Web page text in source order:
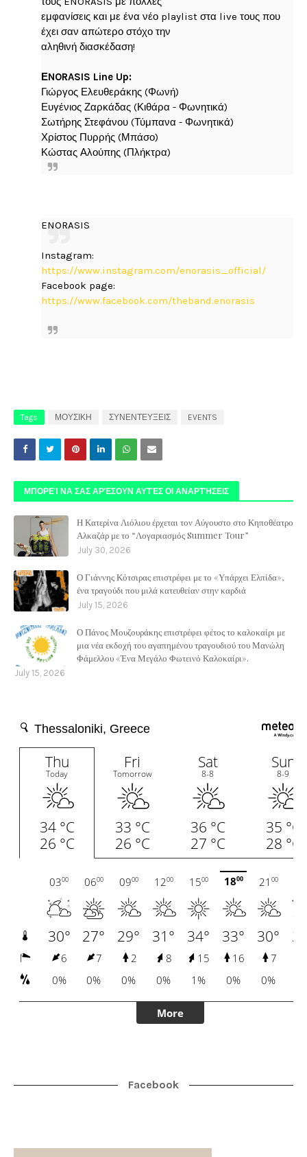
εμφανίσεις και με ένα νέο playlist στα live τους που
έχει σαν απώτερο στόχο την
αληθινή διασκέδαση!
ΕNORASIS Line Up:
Γιώργος Ελευθεράκης (Φωνή)
Ευγένιος Ζαρκάδας (Κιθάρα - Φωνητικά)
Σωτήρης Στεφάνου (Τύμπανα - Φωνητικά)
Χρίστος Πυρρής (Μπάσο)
Κώστας Αλούπης (Πλήκτρα)
ENORASIS
Instagram:
https://www.instagram.com/enorasis_official/
Facebook page:
https://www.facebook.com/theband.enorasis
Tags ΜΟΥΣΙΚΗ ΣΥΝΕΝΤΕΥΞΕΙΣ EVENTS
ΜΠΟΡΕΊ ΝΑ ΣΑΣ ΑΡΈΣΟΥΝ ΑΥΤΈΣ ΟΙ ΑΝΑΡΤΉΣΕΙΣ
Η Κατερίνα Λιόλιου έρχεται τον Αύγουστο στο Κηποθέατρο
Αλκαζάρ με το “Λογαριασμός Summer Tour”
July 30, 2026
Ο Γιάννης Κότσιρας επιστρέφει με το «Υπάρχει Ελπίδα»,
ένα τραγούδι που μιλά κατευθείαν στην καρδιά
July 15, 2026
Ο Πάνος Μουζουράκης επιστρέφει φέτος το καλοκαίρι με
μια νέα εκδοχή του αγαπημένου τραγουδιού του Μανώλη
Φάμελλου «Ένα Μεγάλο Φωτεινό Καλοκαίρι».
July 15, 2026
Facebook